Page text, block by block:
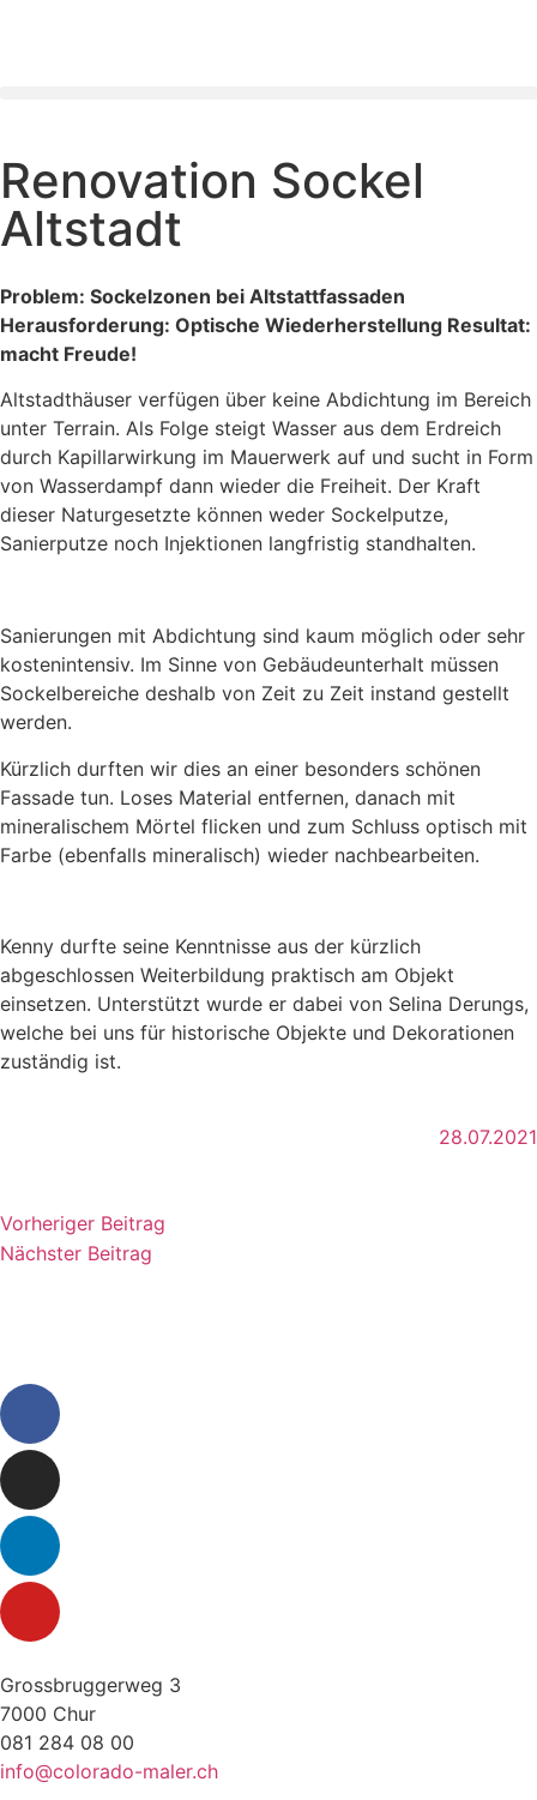
Renovation Sockel
Altstadt
Problem: Sockelzonen bei Altstattfassaden
Herausforderung: Optische Wiederherstellung Resultat:
macht Freude!
Altstadthäuser verfügen über keine Abdichtung im Bereich
unter Terrain. Als Folge steigt Wasser aus dem Erdreich
durch Kapillarwirkung im Mauerwerk auf und sucht in Form
von Wasserdampf dann wieder die Freiheit. Der Kraft
dieser Naturgesetzte können weder Sockelputze,
Sanierputze noch Injektionen langfristig standhalten.
Sanierungen mit Abdichtung sind kaum möglich oder sehr
kostenintensiv. Im Sinne von Gebäudeunterhalt müssen
Sockelbereiche deshalb von Zeit zu Zeit instand gestellt
werden.
Kürzlich durften wir dies an einer besonders schönen
Fassade tun. Loses Material entfernen, danach mit
mineralischem Mörtel flicken und zum Schluss optisch mit
Farbe (ebenfalls mineralisch) wieder nachbearbeiten.
Kenny durfte seine Kenntnisse aus der kürzlich
abgeschlossen Weiterbildung praktisch am Objekt
einsetzen. Unterstützt wurde er dabei von Selina Derungs,
welche bei uns für historische Objekte und Dekorationen
zuständig ist.
28.07.2021
Vorheriger Beitrag
Nächster Beitrag
Grossbruggerweg 3
7000 Chur
081 284 08 00
info@colorado-maler.ch